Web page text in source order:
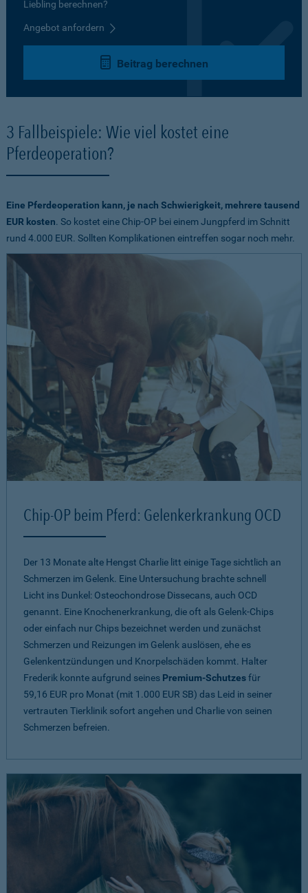
Liebling berechnen?
Angebot anfordern
Beitrag berechnen
3 Fallbeispiele: Wie viel kostet eine
Pferdeoperation?
Eine Pferdeoperation kann, je nach Schwierigkeit, mehrere tausend
EUR kosten. So kostet eine Chip-OP bei einem Jungpferd im Schnitt
rund 4.000 EUR. Sollten Komplikationen eintreffen sogar noch mehr.
Chip-OP beim Pferd: Gelenkerkrankung OCD
Der 13 Monate alte Hengst Charlie litt einige Tage sichtlich an
Schmerzen im Gelenk. Eine Untersuchung brachte schnell
Licht ins Dunkel: Osteochondrose Dissecans, auch OCD
genannt. Eine Knochenerkrankung, die oft als Gelenk-Chips
oder einfach nur Chips bezeichnet werden und zunächst
Schmerzen und Reizungen im Gelenk auslösen, ehe es
Gelenkentzündungen und Knorpelschäden kommt. Halter
Frederik konnte aufgrund seines Premium-Schutzesfür
59,16 EUR pro Monat (mit 1.000 EUR SB) das Leid in seiner
vertrauten Tierklinik sofort angehen und Charlie von seinen
Schmerzen befreien.